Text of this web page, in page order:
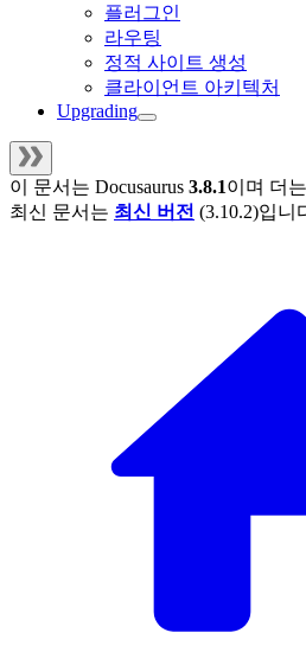
플러그인
라우팅
정적 사이트 생성
클라이언트 아키텍처
Upgrading
이 문서는 Docusaurus 3.8.1이며 더
최신 문서는 최신 버전 (3.10.2)입니